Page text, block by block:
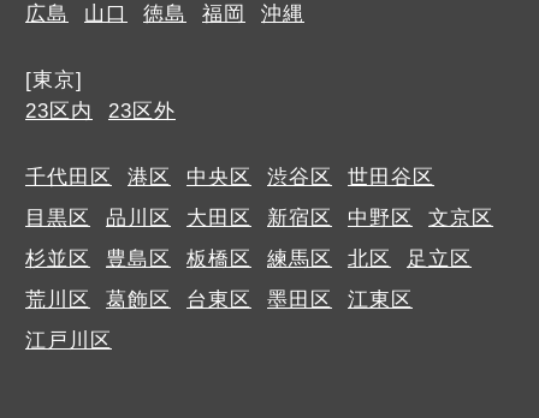
広島
山口 徳島 福岡 沖縄
[東京]
23区内
23区外
千代田区 港区 中央区 渋谷区
世田谷区
目黒区
品川区 大田区 新宿区 中野区
文京区
杉並区
豊島区 板橋区 練馬区 北区
足立区
荒川区
葛飾区 台東区 墨田区
江東区
江戸川区